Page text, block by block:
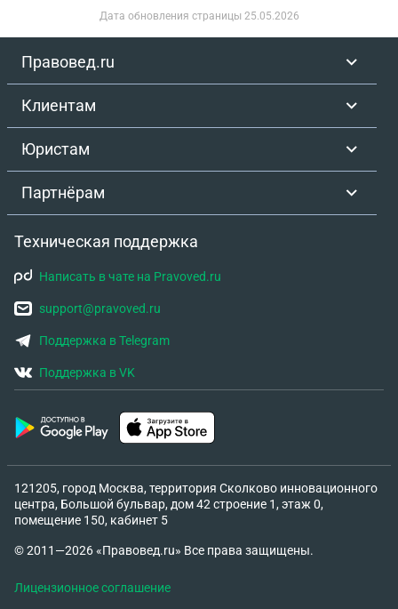
Дата обновления страницы 25.05.2026
Правовед.ru
Клиентам
Юристам
Партнёрам
Техническая поддержка
Написать в чате на Pravoved.ru
support@pravoved.ru
Поддержка в Telegram
Поддержка в VK
121205, город Москва, территория Сколково инновационного
центра, Большой бульвар, дом 42 строение 1, этаж 0,
помещение 150, кабинет 5
© 2011—2026 «Правовед.ru» Все права защищены.
Лицензионное соглашение